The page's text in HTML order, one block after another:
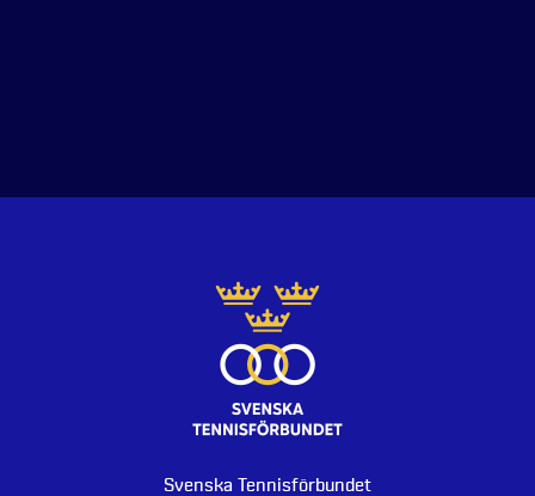
Svenska Tennisförbundet